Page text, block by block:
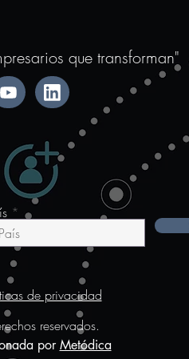
que transforman"
de privacidad
reservados.
por Metódica